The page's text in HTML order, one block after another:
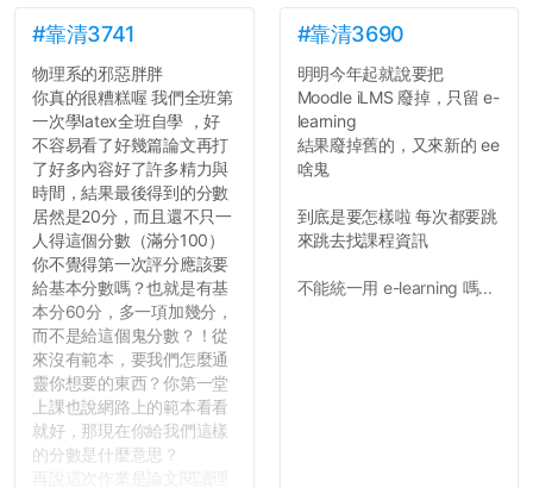
#靠清3741
物理系的邪惡胖胖
你真的很糟糕喔 我們全班第
一次學latex全班自學 ，好
不容易看了好幾篇論文再打
了好多內容好了許多精力與
時間，結果最後得到的分數
居然是20分，而且還不只一
人得這個分數（滿分100）
你不覺得第一次評分應該要
給基本分數嗎？也就是有基
本分60分，多一項加幾分，
而不是給這個鬼分數？！從
來沒有範本，要我們怎麼通
靈你想要的東西？你第一堂
上課也說網路上的範本看看
就好，那現在你給我們這樣
的分數是什麼意思？
再說這次作業是論文閱讀理
#靠清3690
明明今年起就說要把
Moodle iLMS 廢掉，只留 e-
learning
結果廢掉舊的，又來新的 ee
啥鬼
到底是要怎樣啦 每次都要跳
來跳去找課程資訊
不能統一用 e-learning 嗎...